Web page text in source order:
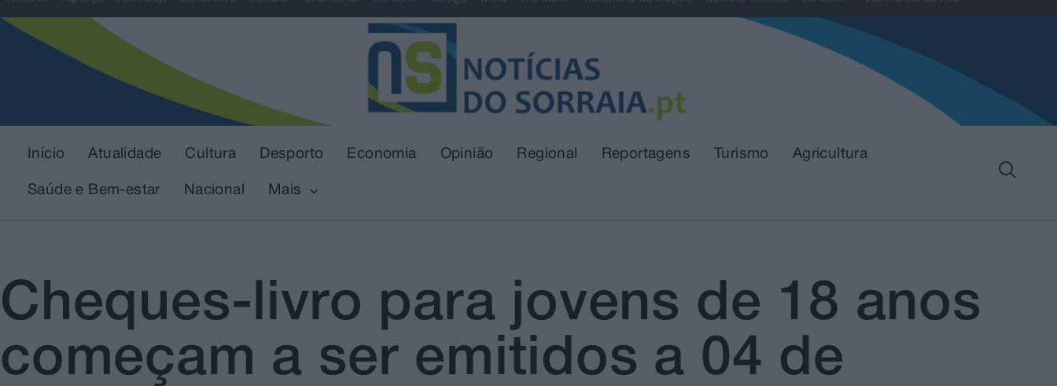
Início Atualidade Cultura Desporto Economia Opinião Regional Reportagens Turismo Agricultura
Saúde e Bem-estar Nacional Mais
Cheques-livro para jovens de 18 anos
começam a ser emitidos a 04 de